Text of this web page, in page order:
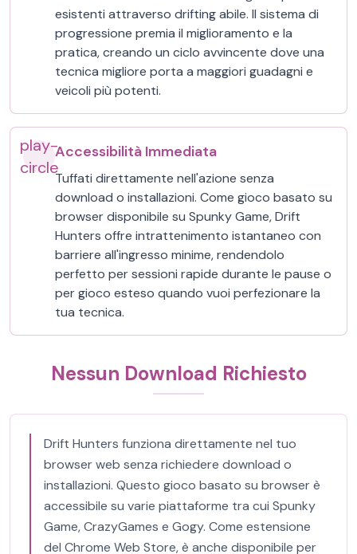
esistenti attraverso drifting abile. Il sistema di
progressione premia il miglioramento e la
pratica, creando un ciclo avvincente dove una
tecnica migliore porta a maggiori guadagni e
veicoli più potenti.
play-
circle
Accessibilità Immediata
Tuffati direttamente nell'azione senza
download o installazioni. Come gioco basato su
browser disponibile su Spunky Game, Drift
Hunters offre intrattenimento istantaneo con
barriere all'ingresso minime, rendendolo
perfetto per sessioni rapide durante le pause o
per gioco esteso quando vuoi perfezionare la
tua tecnica.
Nessun Download Richiesto
Drift Hunters funziona direttamente nel tuo
browser web senza richiedere download o
installazioni. Questo gioco basato su browser è
accessibile su varie piattaforme tra cui Spunky
Game, CrazyGames e Gogy. Come estensione
del Chrome Web Store, è anche disponibile per